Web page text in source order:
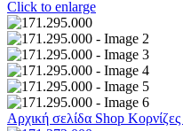
Click to enlarge
Αρχική σελίδα Shop Κορνίζες